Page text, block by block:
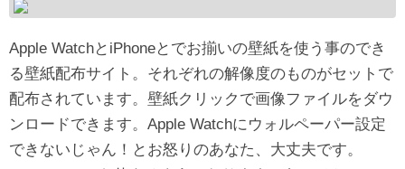
Apple WatchとiPhoneとでお揃いの壁紙を使う事のでき
る壁紙配布サイト。それぞれの解像度のものがセットで
配布されています。壁紙クリックで画像ファイルをダウ
ンロードできます。Apple Watchにウォルペーパー設定
できないじゃん！とお怒りのあなた、大丈夫です。